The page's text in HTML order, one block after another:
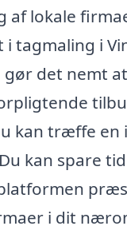
af lokale
i tagmaling i
det nemt
kan træffe en
kan spare
i dit